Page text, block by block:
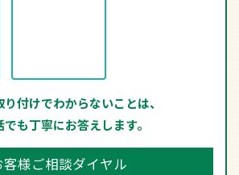
客様ご相談ダイヤル
～18時
0466-47-9490